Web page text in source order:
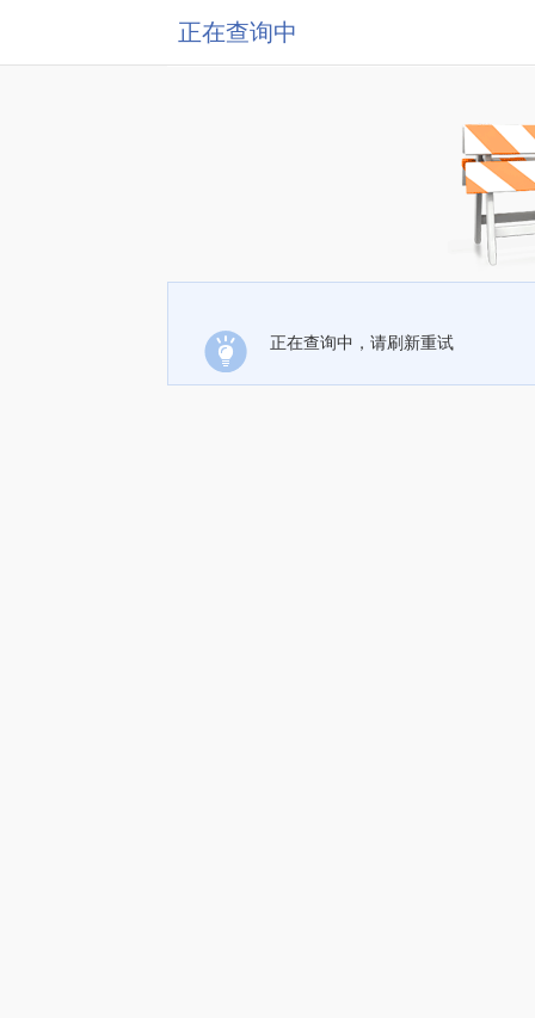
正在查询中
正在查询中，请刷新重试